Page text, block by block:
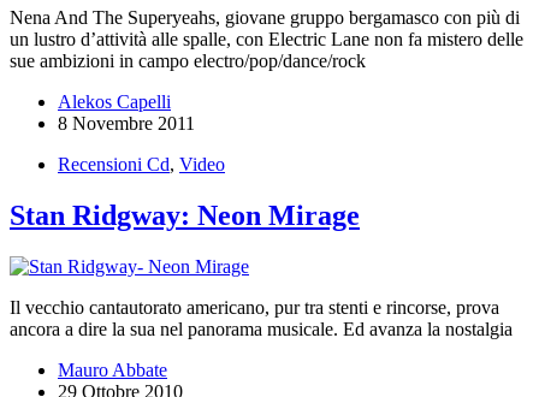
Nena And The Superyeahs, giovane gruppo bergamasco con più di
un lustro d’attività alle spalle, con Electric Lane non fa mistero delle
sue ambizioni in campo electro/pop/dance/rock
Alekos Capelli
8 Novembre 2011
Recensioni Cd, Video
Stan Ridgway: Neon Mirage
Il vecchio cantautorato americano, pur tra stenti e rincorse, prova
ancora a dire la sua nel panorama musicale. Ed avanza la nostalgia
Mauro Abbate
29 Ottobre 2010